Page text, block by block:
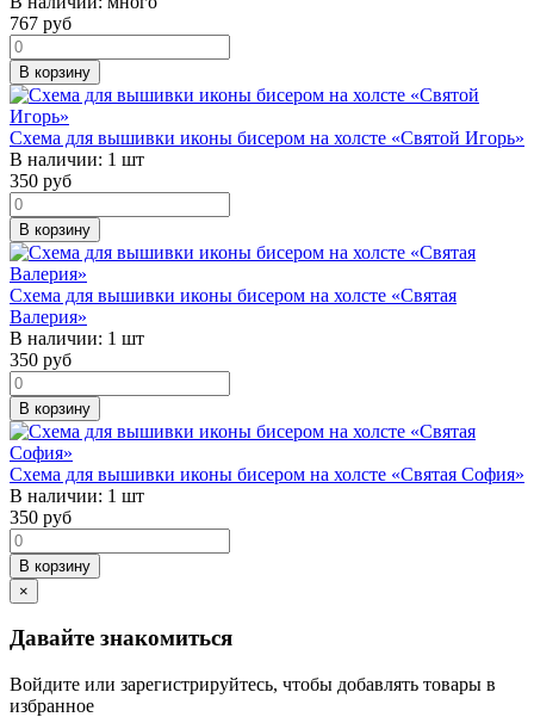
767 руб
В корзину
Схема для вышивки иконы бисером на холсте «Святой Игорь»
В наличии: 1 шт
350 руб
В корзину
Схема для вышивки иконы бисером на холсте «Святая
Валерия»
В наличии: 1 шт
350 руб
В корзину
Схема для вышивки иконы бисером на холсте «Святая София»
В наличии: 1 шт
350 руб
В корзину
×
Давайте знакомиться
Войдите или зарегистрируйтесь, чтобы добавлять товары в
избранное